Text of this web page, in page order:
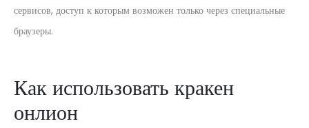
сервисов, доступ к которым возможен только через специальные
браузеры.
Как использовать кракен
онлион